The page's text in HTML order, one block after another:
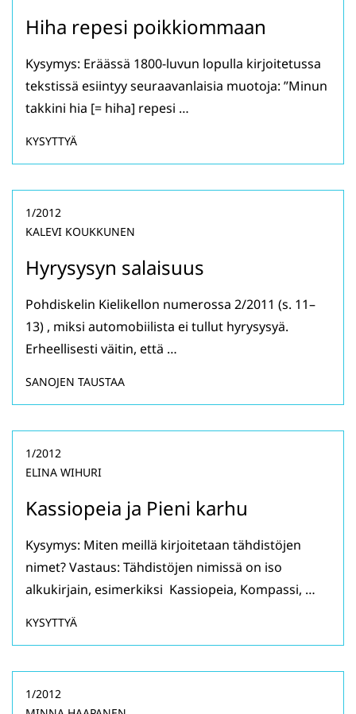
Hiha repesi poikkiommaan
Kysymys: Eräässä 1800-luvun lopulla kirjoitetussa
tekstissä esiintyy seuraavanlaisia muotoja: ”Minun
takkini hia [= hiha] repesi …
KYSYTTYÄ
Hyrysysyn salaisuus
1/2012
KALEVI KOUKKUNEN
Pohdiskelin Kielikellon numerossa 2/2011 (s. 11–
13) , miksi automobiilista ei tullut hyrysysyä.
Erheellisesti väitin, että …
SANOJEN TAUSTAA
Kassiopeia ja Pieni karhu
1/2012
ELINA WIHURI
Kysymys: Miten meillä kirjoitetaan tähdistöjen
nimet? Vastaus: Tähdistöjen nimissä on iso
alkukirjain, esimerkiksi Kassiopeia, Kompassi, …
KYSYTTYÄ
1/2012